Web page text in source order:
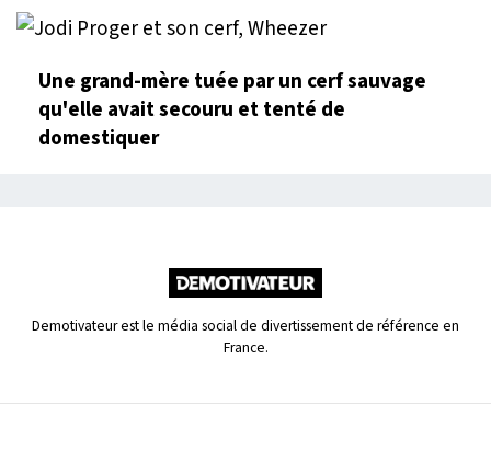
Une grand-mère tuée par un cerf sauvage
qu'elle avait secouru et tenté de
domestiquer
Demotivateur est le média social de divertissement de référence en
France.